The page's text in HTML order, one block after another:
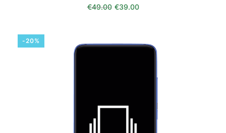
€49.00 O preço original era: €49.00.
€39.00O preço atual é:
-20%